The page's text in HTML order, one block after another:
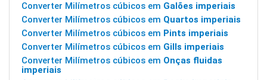
Converter Milímetros cúbicos em Galões imperiais
Converter Milímetros cúbicos em Quartos imperiais
Converter Milímetros cúbicos em Pints imperiais
Converter Milímetros cúbicos em Gills imperiais
Converter Milímetros cúbicos em Onças fluidas
imperiais